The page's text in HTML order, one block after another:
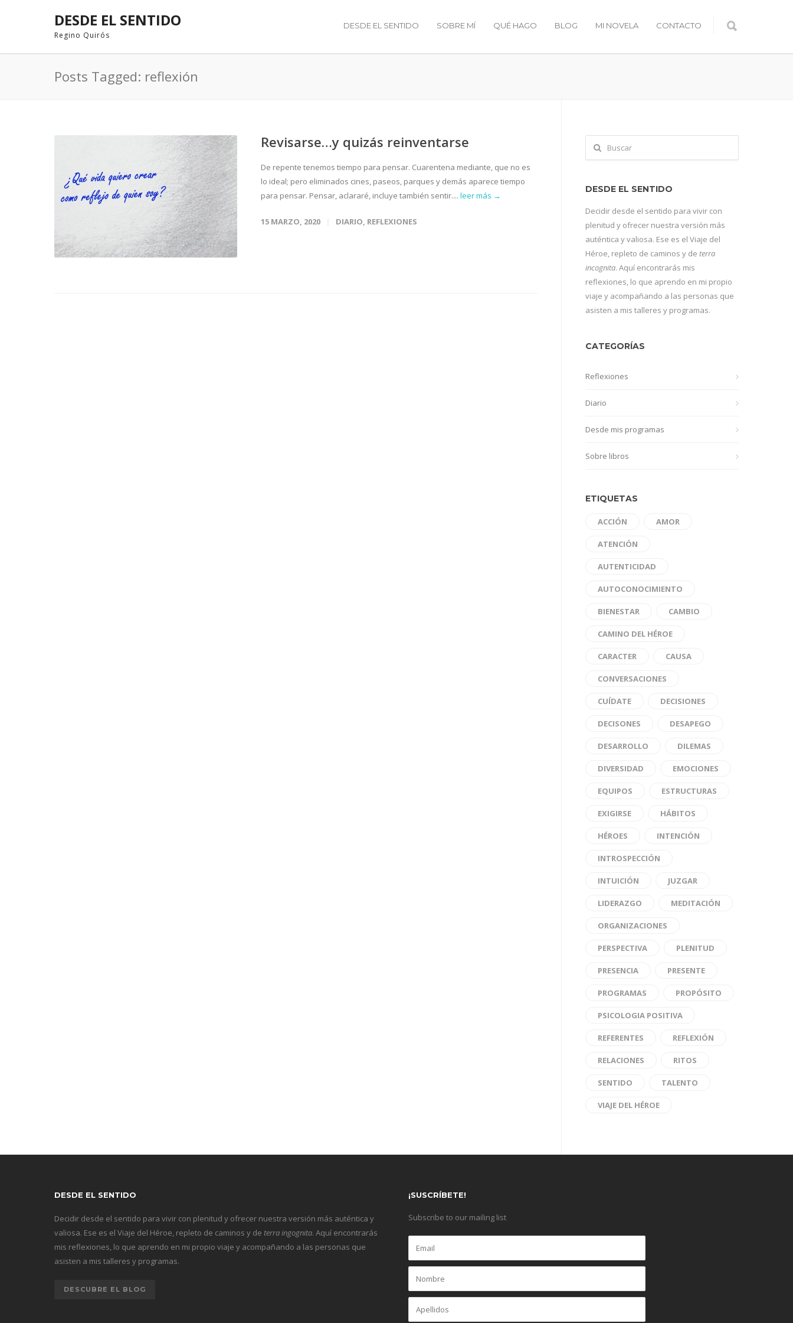
DESDE EL SENTIDO
Regino Quirós
DESDE EL SENTIDO SOBRE MÍ QUÉ HAGO BLOG MI NOVELA CONTACTO
Posts Tagged: reflexión
Revisarse…y quizás reinventarse
De repente tenemos tiempo para pensar. Cuarentena mediante, que no es
lo ideal; pero eliminados cines, paseos, parques y demás aparece tiempo
para pensar. Pensar, aclararé, incluye también sentir.... leer más →
15 MARZO, 2020 DIARIO, REFLEXIONES
DESDE EL SENTIDO
Decidir desde el sentido para vivir con
plenitud y ofrecer nuestra versión más
auténtica y valiosa. Ese es el Viaje del
Héroe, repleto de caminos y de terra
incognita. Aquí encontrarás mis
reflexiones, lo que aprendo en mi propio
viaje y acompañando a las personas que
asisten a mis talleres y programas.
CATEGORÍAS
Reflexiones
Diario
Desde mis programas
Sobre libros
ETIQUETAS
ACCIÓN AMOR
ATENCIÓN
AUTENTICIDAD
AUTOCONOCIMIENTO
BIENESTAR CAMBIO
CAMINO DEL HÉROE
CARACTER CAUSA
CONVERSACIONES
CUÍDATE DECISIONES
DECISONES DESAPEGO
DESARROLLO DILEMAS
DIVERSIDAD EMOCIONES
EQUIPOS ESTRUCTURAS
EXIGIRSE HÁBITOS
HÉROES INTENCIÓN
INTROSPECCIÓN
INTUICIÓN JUZGAR
LIDERAZGO MEDITACIÓN
ORGANIZACIONES
PERSPECTIVA PLENITUD
PRESENCIA PRESENTE
PROGRAMAS PROPÓSITO
PSICOLOGIA POSITIVA
REFERENTES REFLEXIÓN
RELACIONES RITOS
SENTIDO TALENTO
VIAJE DEL HÉROE
DESDE EL SENTIDO
Decidir desde el sentido para vivir con plenitud y ofrecer nuestra versión más auténtica y
valiosa. Ese es el Viaje del Héroe, repleto de caminos y de terra ingognita. Aquí encontrarás
mis reflexiones, lo que aprendo en mi propio viaje y acompañando a las personas que
asisten a mis talleres y programas.
DESCUBRE EL BLOG
¡SUSCRÍBETE!
Subscribe to our mailing list